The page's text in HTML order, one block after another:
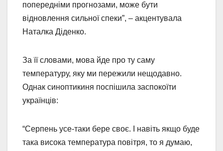
попередніми прогнозами, може бути
відновлення сильної спеки”, – акцентувала
Наталка Діденко.
За її словами, мова йде про ту саму
температуру, яку ми пережили нещодавно.
Однак синоптикиня поспішила заспокоїти
українців:
“Серпень усе-таки бере своє. І навіть якщо буде
така висока температура повітря, то я думаю,